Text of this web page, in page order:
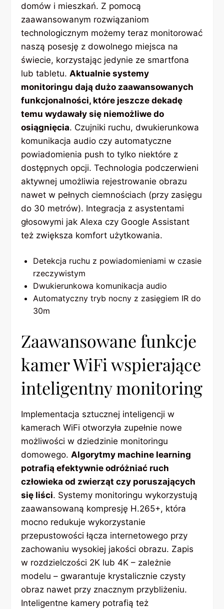
domów i mieszkań. Z pomocą
zaawansowanym rozwiązaniom
technologicznym możemy teraz monitorować
naszą posesję z dowolnego miejsca na
świecie, korzystając jedynie ze smartfona
lub tabletu.Aktualnie systemy
monitoringu dają dużo zaawansowanych
funkcjonalności, które jeszcze dekadę
temu wydawały się niemożliwe do
osiągnięcia. Czujniki ruchu, dwukierunkowa
komunikacja audio czy automatyczne
powiadomienia push to tylko niektóre z
dostępnych opcji. Technologia podczerwieni
aktywnej umożliwia rejestrowanie obrazu
nawet w pełnych ciemnościach (przy zasięgu
do 30 metrów). Integracja z asystentami
głosowymi jak Alexa czy Google Assistant
też zwiększa komfort użytkowania.
Detekcja ruchu z powiadomieniami w czasie
rzeczywistym
Dwukierunkowa komunikacja audio
Automatyczny tryb nocny z zasięgiem IR do
30m
Zaawansowane funkcje
kamer WiFi wspierające
inteligentny monitoring
Implementacja sztucznej inteligencji w
kamerach WiFi otworzyła zupełnie nowe
możliwości w dziedzinie monitoringu
domowego.Algorytmy machine learning
potrafią efektywnie odróżniać ruch
człowieka od zwierząt czy poruszających
się liści. Systemy monitoringu wykorzystują
zaawansowaną kompresję H.265+, która
mocno redukuje wykorzystanie
przepustowości łącza internetowego przy
zachowaniu wysokiej jakości obrazu. Zapis
w rozdzielczości 2K lub 4K – zależnie
modelu – gwarantuje krystalicznie czysty
obraz nawet przy znacznym przybliżeniu.
Inteligentne kamery potrafią też